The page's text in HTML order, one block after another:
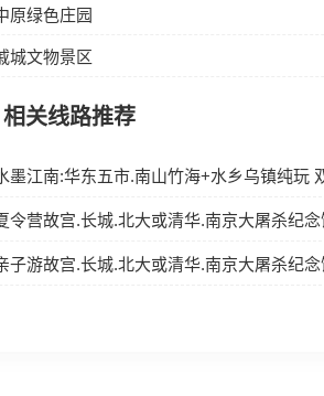
原绿色庄园
城文物景区
相关线路推荐
墨江南:华东五市.南山竹海+水乡乌镇纯玩
令营故宫.长城.北大或清华.南京大屠杀纪
子游故宫.长城.北大或清华.南京大屠杀纪